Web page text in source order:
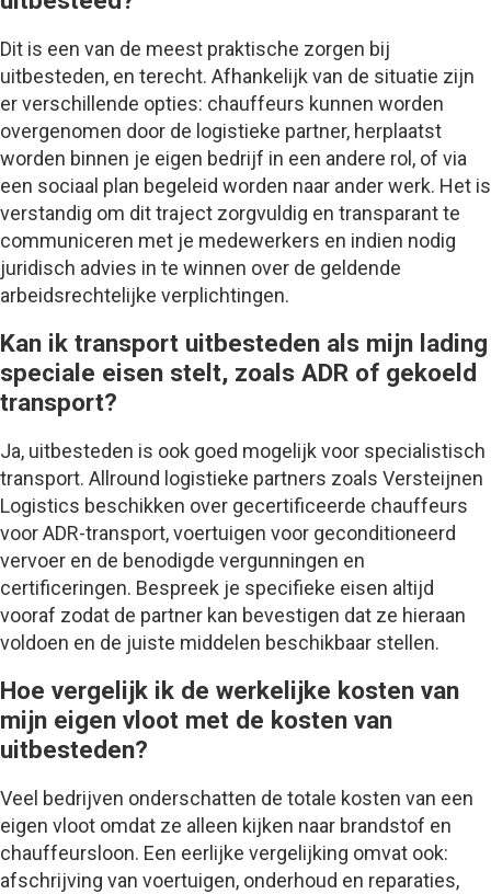
Dit is een van de meest praktische zorgen bij
uitbesteden, en terecht. Afhankelijk van de situatie zijn
er verschillende opties: chauffeurs kunnen worden
overgenomen door de logistieke partner, herplaatst
worden binnen je eigen bedrijf in een andere rol, of via
een sociaal plan begeleid worden naar ander werk. Het is
verstandig om dit traject zorgvuldig en transparant te
communiceren met je medewerkers en indien nodig
juridisch advies in te winnen over de geldende
arbeidsrechtelijke verplichtingen.
Kan ik transport uitbesteden als mijn lading
speciale eisen stelt, zoals ADR of gekoeld
transport?
Ja, uitbesteden is ook goed mogelijk voor specialistisch
transport. Allround logistieke partners zoals Versteijnen
Logistics beschikken over gecertificeerde chauffeurs
voor ADR-transport, voertuigen voor geconditioneerd
vervoer en de benodigde vergunningen en
certificeringen. Bespreek je specifieke eisen altijd
vooraf zodat de partner kan bevestigen dat ze hieraan
voldoen en de juiste middelen beschikbaar stellen.
Hoe vergelijk ik de werkelijke kosten van
mijn eigen vloot met de kosten van
uitbesteden?
Veel bedrijven onderschatten de totale kosten van een
eigen vloot omdat ze alleen kijken naar brandstof en
chauffeursloon. Een eerlijke vergelijking omvat ook:
afschrijving van voertuigen, onderhoud en reparaties,